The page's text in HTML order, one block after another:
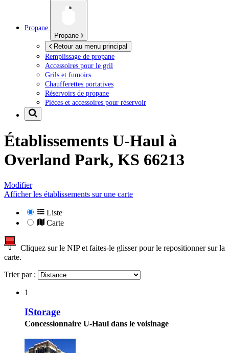
Propane
Propane
Retour au menu principal
Remplissage de propane
Accessoires pour le gril
Grils et fumoirs
Chaufferettes portatives
Réservoirs de propane
Pièces et accessoires pour réservoir
Établissements U-Haul à
Overland Park, KS 66213
Modifier
Afficher les établissements sur une carte
Liste
Carte
Cliquez sur le NIP et faites-le glisser pour le repositionner sur la
carte.
Trier par :
1
IStorage
Concessionnaire U-Haul dans le voisinage